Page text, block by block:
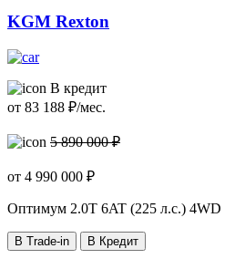
KGM Rexton
В кредит
от 83 188 ₽/мес.
5 890 000 ₽
от 4 990 000 ₽
Оптимум 2.0T 6AT (225 л.с.) 4WD
В Trade-in В Кредит